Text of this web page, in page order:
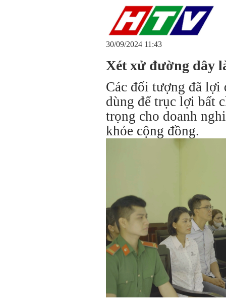
30/09/2024 11:43
Xét xử đường dây
Các đối tượng đã
dùng để trục lợi bất
trọng cho doanh
khỏe cộng đồng.